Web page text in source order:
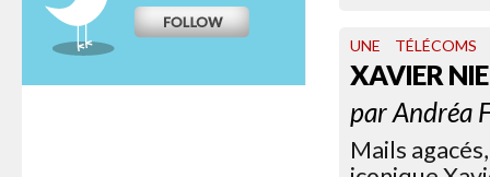
UNE TÉLÉCOMS
XAVIER
parAndréa
Mails